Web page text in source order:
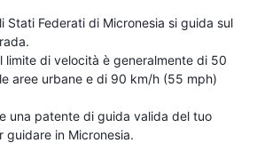
Stati Federati di Micronesia si guida sul
limite di velocità è generalmente di 50
aree urbane e di 90 km/h (55 mph)
una patente di guida valida del tuo
guidare in Micronesia.